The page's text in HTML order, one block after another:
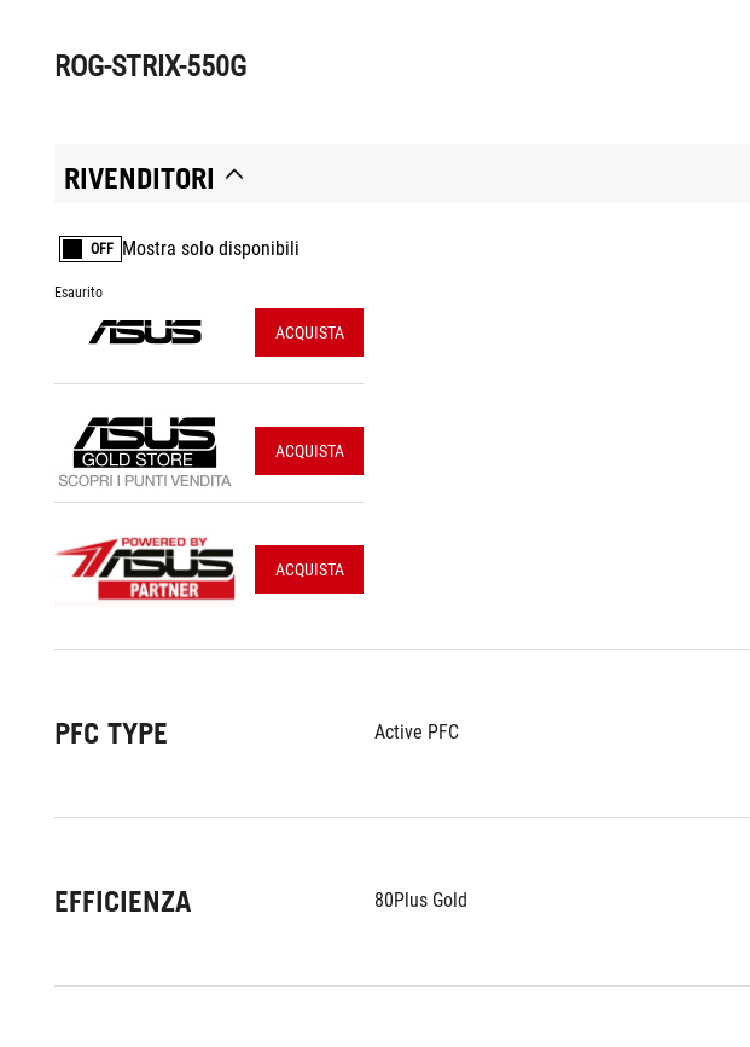
ROG-STRIX-550G
RIVENDITORI
OFF Mostra solo disponibili
Esaurito
ACQUISTA
ACQUISTA
ACQUISTA
PFC TYPE Active PFC
EFFICIENZA 80Plus Gold